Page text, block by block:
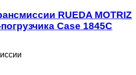
RUEDA MOTRIZ
Case 1845C